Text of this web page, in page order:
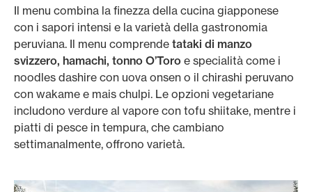
Il menu combina la finezza della cucina giapponese
con i sapori intensi e la varietà della gastronomia
peruviana. Il menu comprende tataki di manzo
svizzero, hamachi, tonno O’Toro e specialità come i
noodles dashire con uova onsen o il chirashi peruvano
con wakame e mais chulpi. Le opzioni vegetariane
includono verdure al vapore con tofu shiitake, mentre i
piatti di pesce in tempura, che cambiano
settimanalmente, offrono varietà.